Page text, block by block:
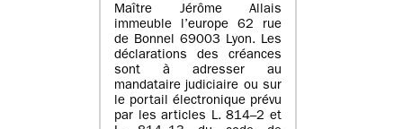
Maître Jérôme Allais
immeuble l’europe 62 rue
de Bonnel 69003 Lyon. Les
déclarations des créances
sont à adresser au
mandataire judiciaire ou sur
le portail électronique prévu
par les articles L. 814–2 et